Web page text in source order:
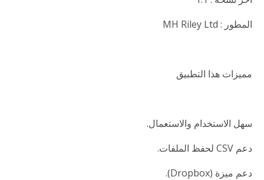
المطور : MH Riley Ltd
مميزات هذا التطبيق
سهل الاستخدام والاستعمال.
دعم CSV لحفظ الملفات.
دعم ميزة (Dropbox).